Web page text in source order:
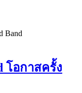
โอกาสครั้ง